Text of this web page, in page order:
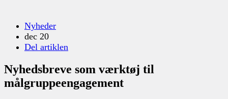
Nyheder
dec 20
Del artiklen
Nyhedsbreve som værktøj til
målgruppeengagement